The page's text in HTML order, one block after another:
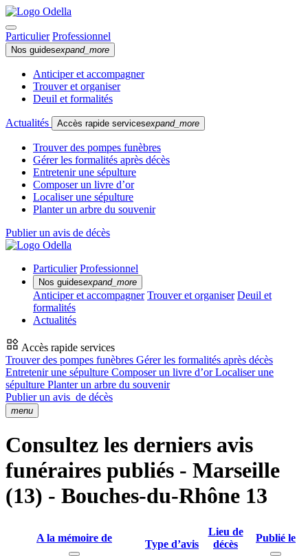
Particulier Professionnel
Nos guidesexpand_more
Anticiper et accompagner
Trouver et organiser
Deuil et formalités
Actualités Accès rapide servicesexpand_more
Trouver des pompes funèbres
Gérer les formalités après décès
Entretenir une sépulture
Composer un livre d’or
Localiser une sépulture
Planter un arbre du souvenir
Publier un avis de décès
Particulier Professionnel
Nos guidesexpand_more
Anticiper et accompagner Trouver et organiser Deuil et
formalités
Actualités
Accès rapide services
Trouver des pompes funèbres Gérer les formalités après décès
Entretenir une sépulture Composer un livre d’orLocaliser une
sépulture Planter un arbre du souvenir
Publier un avis de décès
menu
Consultez les derniers avis
funéraires publiés - Marseille
(13) - Bouches-du-Rhône 13
A la mémoire de
Type d’avis
Lieu de
décès
Publié le